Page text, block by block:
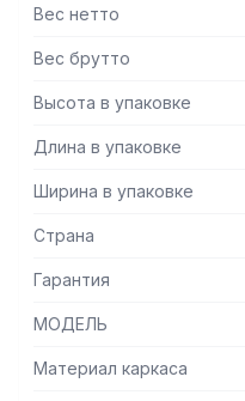
— Регулируемые опоры
Вес нетто
Вес брутто
Высота в упаковке
Длина в упаковке
Ширина в упаковке
Страна
Гарантия
МОДЕЛЬ
Материал каркаса